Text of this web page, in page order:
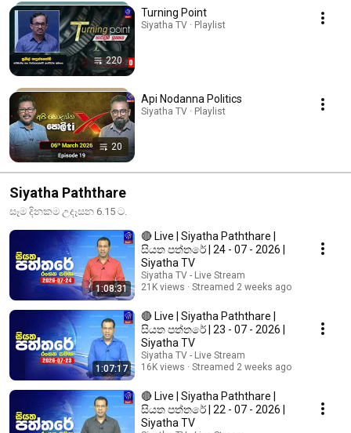
220
Turning Point
Siyatha TV · Playlist
20
Api Nodanna Politics
Siyatha TV · Playlist
Siyatha Paththare
සෑම දිනකම උදෑසන 6.15 ට.
1:08:31
🔴 Live | Siyatha Paththare |
සියත පත්තරේ | 24 - 07 - 2026 |
Siyatha TV
Siyatha TV - Live Stream
21K views
Streamed 2 weeks ago
1:07:17
🔴 Live | Siyatha Paththare |
සියත පත්තරේ | 23 - 07 - 2026 |
Siyatha TV
Siyatha TV - Live Stream
16K views
Streamed 2 weeks ago
🔴 Live | Siyatha Paththare |
සියත පත්තරේ | 22 - 07 - 2026 |
Siyatha TV